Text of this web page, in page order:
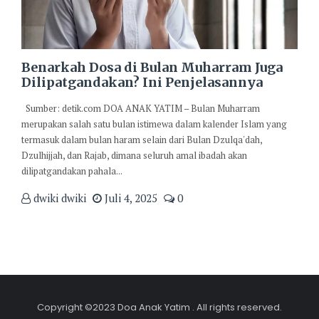
Benarkah Dosa di Bulan Muharram Juga
Dilipatgandakan? Ini Penjelasannya
Sumber: detik.com DOA ANAK YATIM – Bulan Muharram
merupakan salah satu bulan istimewa dalam kalender Islam yang
termasuk dalam bulan haram selain dari Bulan Dzulqa'dah,
Dzulhijjah, dan Rajab, dimana seluruh amal ibadah akan
dilipatgandakan pahala...
dwiki dwiki Juli 4, 2025 0
Copyright ©2023 Doa Anak Yatim . All rights reserved.